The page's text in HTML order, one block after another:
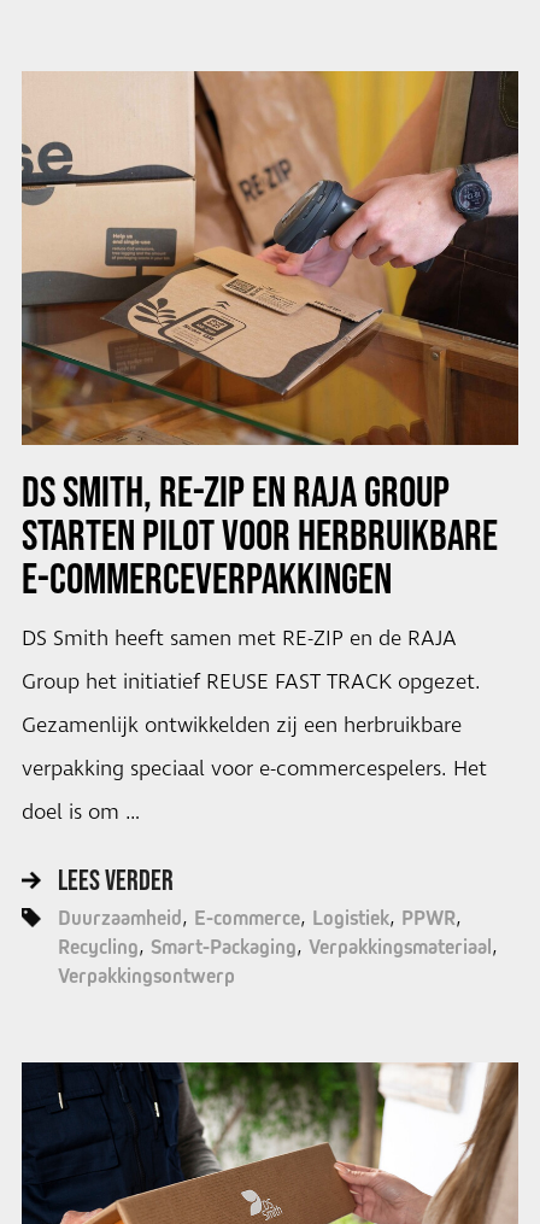
DS SMITH, RE-ZIP EN RAJA GROUP
STARTEN PILOT VOOR HERBRUIKBARE
E-COMMERCEVERPAKKINGEN
DS Smith heeft samen met RE-ZIP en de RAJA
Group het initiatief REUSE FAST TRACK opgezet.
Gezamenlijk ontwikkelden zij een herbruikbare
verpakking speciaal voor e-commercespelers. Het
doel is om …
LEES VERDER
Duurzaamheid E-commerce Logistiek PPWR
Recycling Smart-Packaging Verpakkingsmateriaal
Verpakkingsontwerp